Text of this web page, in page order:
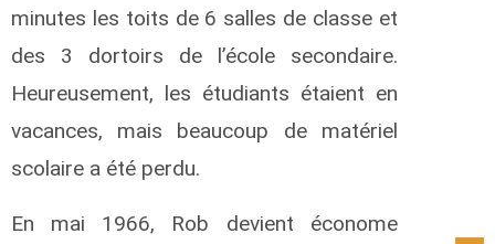
minutes les toits de 6 salles de classe et
des 3 dortoirs de l’école secondaire.
Heureusement, les étudiants étaient en
vacances, mais beaucoup de matériel
scolaire a été perdu.
En mai 1966, Rob devient économe